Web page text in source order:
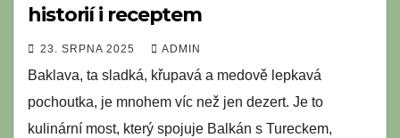
historií i receptem
23. SRPNA 2025 ADMIN
Baklava, ta sladká, křupavá a medově lepkavá
pochoutka, je mnohem víc než jen dezert. Je to
kulinární most, který spojuje Balkán s Tureckem,